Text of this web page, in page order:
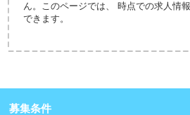
ん。このページでは、 時点での求人情
できます。
募集条件